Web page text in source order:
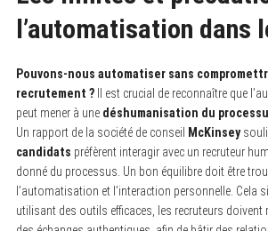
l’automatisation dans
Pouvons-nous automatiser sans
recrutement ?Il est crucial de reconnaître que
peut mener à une déshumanisation du
Un rapport de la société de conseil
McKinsey
candidats préfèrent interagir avec un recruteur
donné du processus. Un bon équilibre doit être
l’automatisation et l’interaction personnelle. Cela
utilisant des outils efficaces, les recruteurs